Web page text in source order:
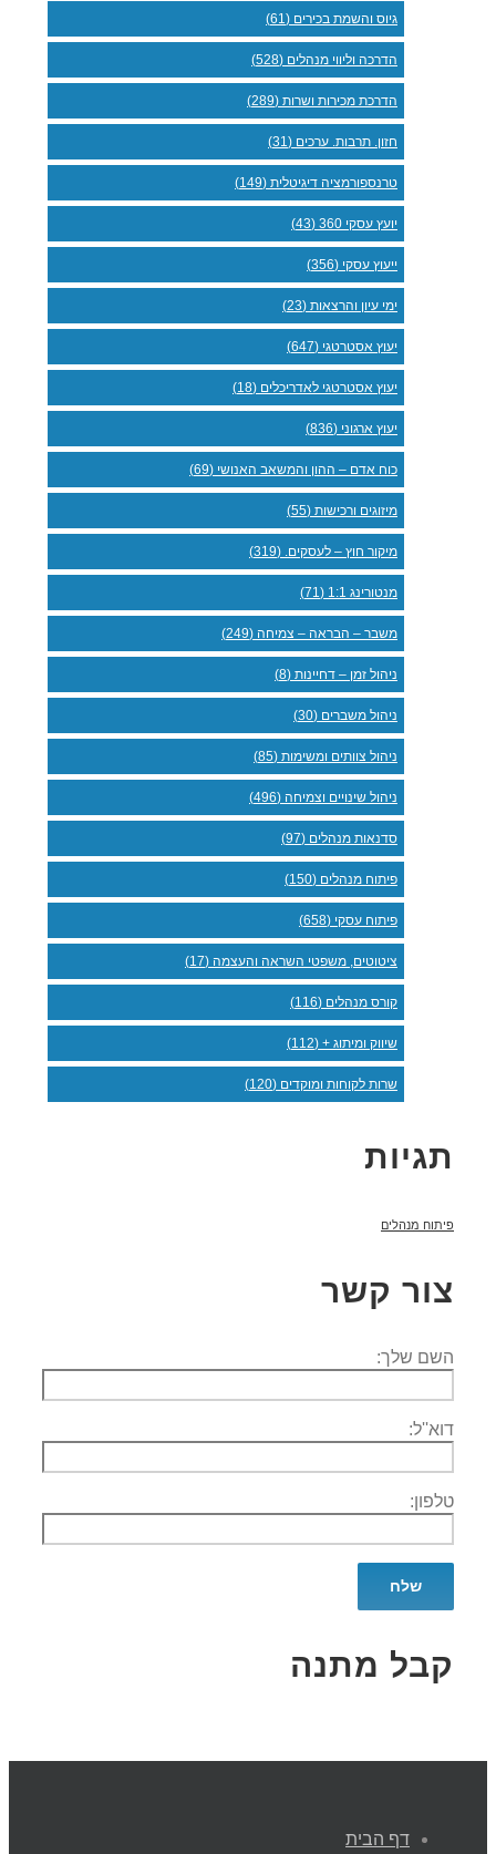
גיוס והשמת בכירים (61)
הדרכה וליווי מנהלים (528)
הדרכת מכירות ושרות (289)
חזון. תרבות. ערכים (31)
טרנספורמציה דיגיטלית (149)
יועץ עסקי 360 (43)
ייעוץ עסקי (356)
ימי עיון והרצאות (23)
יעוץ אסטרטגי (647)
יעוץ אסטרטגי לאדריכלים (18)
יעוץ ארגוני (836)
כוח אדם – ההון והמשאב האנושי (69)
מיזוגים ורכישות (55)
מיקור חוץ – לעסקים. (319)
מנטורינג 1:1 (71)
משבר – הבראה – צמיחה (249)
ניהול זמן – דחיינות (8)
ניהול משברים (30)
ניהול צוותים ומשימות (85)
ניהול שינויים וצמיחה (496)
סדנאות מנהלים (97)
פיתוח מנהלים (150)
פיתוח עסקי (658)
ציטוטים, משפטי השראה והעצמה (17)
קורס מנהלים (116)
שיווק ומיתוג + (112)
שרות לקוחות ומוקדים (120)
תגיות
פיתוח מנהלים
צור קשר
השם שלך:
דוא''ל:
טלפון:
קבל מתנה
דף הבית